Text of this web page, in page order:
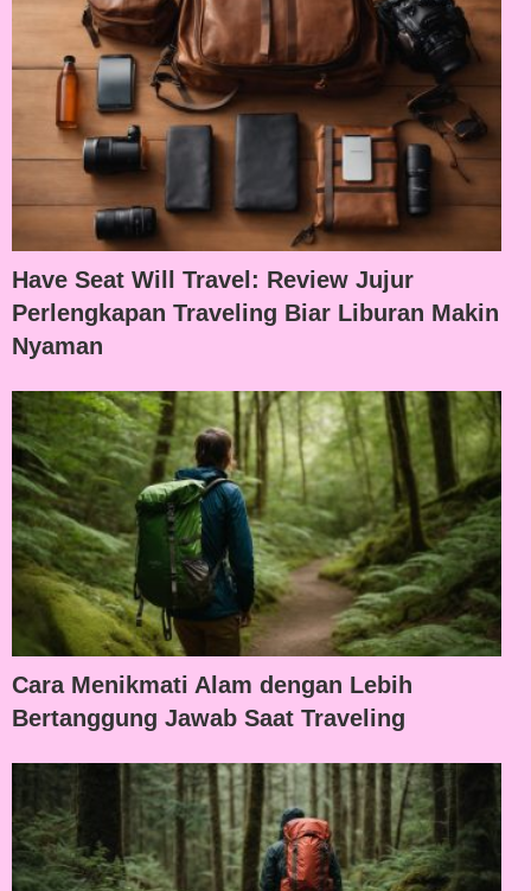
Have Seat Will Travel: Review Jujur
Perlengkapan Traveling Biar Liburan Makin
Nyaman
Cara Menikmati Alam dengan Lebih
Bertanggung Jawab Saat Traveling